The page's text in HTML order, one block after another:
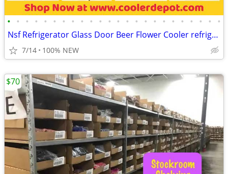
• • • • • • • • • • • • • • • • • • • • • • • •
Nsf Refrigerator Glass Door Beer Flower Cooler refrigerators RESTAURAN
7/14 100% NEW
$70